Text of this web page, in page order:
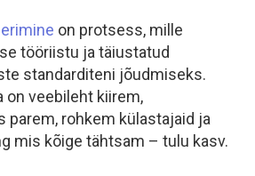
on protsess, mille
tööriistu ja täiustatud
standarditeni jõudmiseks.
on veebileht kiirem,
parem, rohkem külastajaid ja
mis kõige tähtsam – tulu kasv.